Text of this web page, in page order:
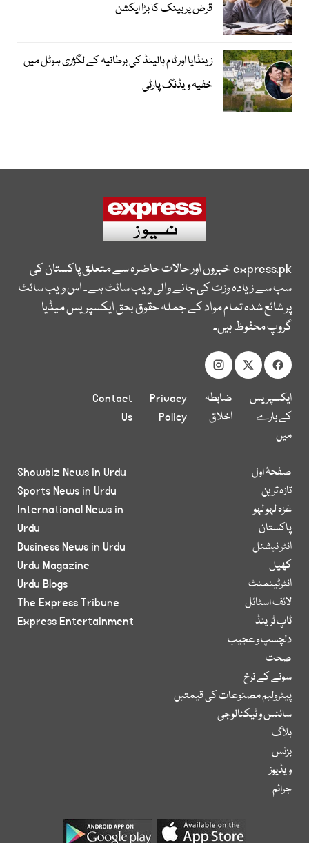
قرض پر بینک کا بڑا ایکشن
زینڈایا اور ٹام ہالینڈ کی برطانیہ کے لگژری ہوٹل میں
خفیہ ویڈنگ پارٹی
express.pkخبروں اور حالات حاضرہ سے متعلق پاکستان کی
سب سے زیادہ وزٹ کی جانے والی ویب سائٹ ہے۔ اس ویب سائٹ
پر شائع شدہ تمام مواد کے جملہ حقوق بحق ایکسپریس میڈیا
گروپ محفوظ ہیں۔
ایکسپریس
کے بارے
میں
ضابطہ
اخلاق
Privacy
Policy
Contact
Us
صفحۂ اول
تازہ ترین
غزہ لہو لہو
پاکستان
انٹر نیشنل
کھیل
انٹرٹینمنٹ
لائف اسٹائل
ٹاپ ٹرینڈ
دلچسپ و عجیب
صحت
سونے کے نرخ
پیٹرولیم مصنوعات کی قیمتیں
سائنس و ٹیکنالوجی
بلاگ
بزنس
ویڈیوز
جرائم
Showbiz News in Urdu
Sports News in Urdu
International News in
Urdu
Business News in Urdu
Urdu Magazine
Urdu Blogs
The Express Tribune
Express Entertainment